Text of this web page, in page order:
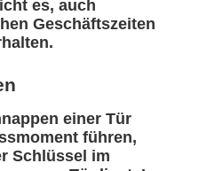
es, auch
Geschäftszeiten
einer Tür
führen,
Schlüssel im